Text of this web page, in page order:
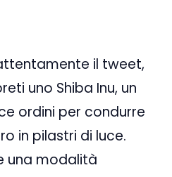
il tweet,
uno Shiba Inu, un
ordini per condurre
in pilastri di luce.
una modalità